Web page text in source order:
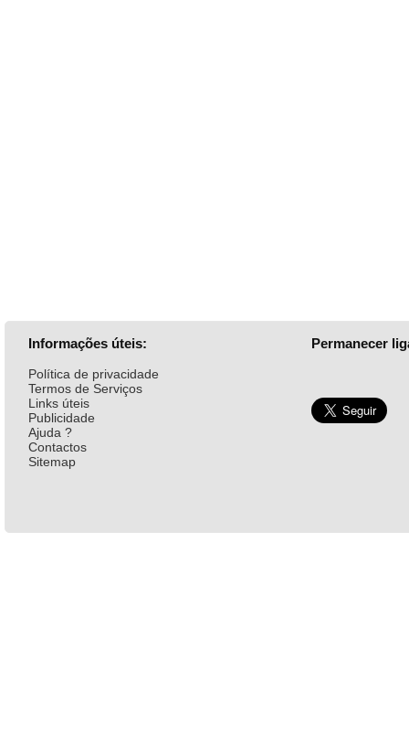
Informações úteis:
Política de privacidade
Termos de Serviços
Links úteis
Publicidade
Ajuda ?
Contactos
Sitemap
Permanecer